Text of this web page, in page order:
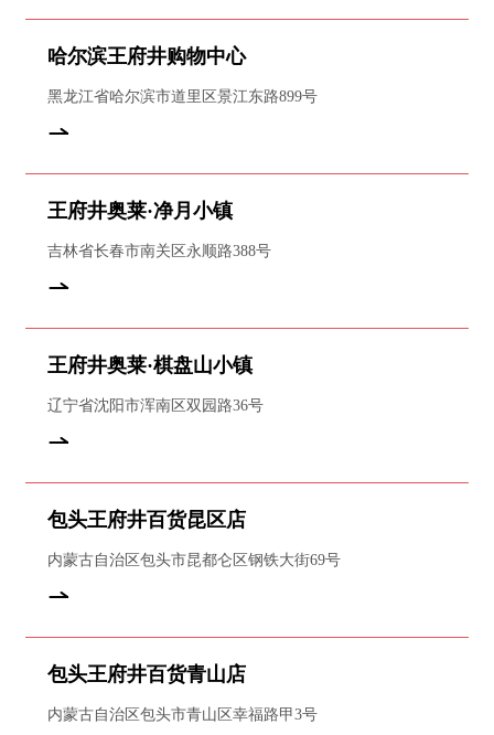
哈尔滨王府井购物中心
黑龙江省哈尔滨市道里区景江东路899号
王府井奥莱·净月小镇
吉林省长春市南关区永顺路388号
王府井奥莱·棋盘山小镇
辽宁省沈阳市浑南区双园路36号
包头王府井百货昆区店
内蒙古自治区包头市昆都仑区钢铁大街69号
包头王府井百货青山店
内蒙古自治区包头市青山区幸福路甲3号